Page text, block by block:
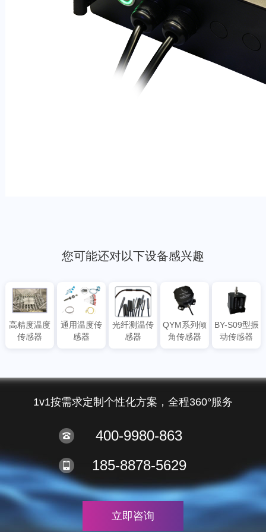
您可能还对以下设备感兴趣
高精度温度
传感器
通用温度传
感器
光纤测温传
感器
QYM系列倾
角传感器
BY-S09型振
动传感器
1v1按需求定制个性化方案，全程360°服务
400-9980-863
185-8878-5629
立即咨询